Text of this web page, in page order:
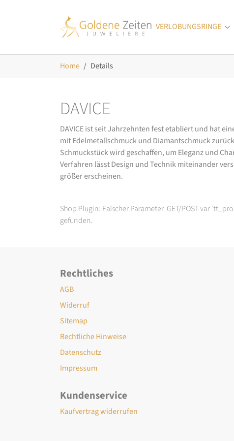
VERLOBUNGSRINGE
Home Details
DAVICE
DAVICE ist seit Jahrzehnten fest etabliert und hat
mit Edelmetallschmuck und Diamantschmuck
Schmuckstück wird geschaffen, um Eleganz und
Verfahren lässt Design und Technik miteinander
größer erscheinen.
Shop Plugin: Falscher Parameter. GET/POST var
gefunden.
Rechtliches
AGB
Widerruf
Sitemap
Rechtliche Hinweise
Datenschutz
Impressum
Kundenservice
Kaufvertrag widerrufen